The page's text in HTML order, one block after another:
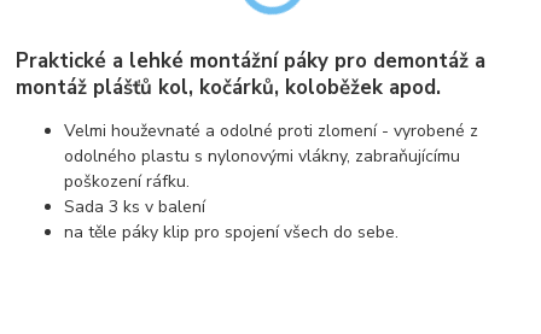
Praktické a lehké montážní páky pro demontáž a
montáž plášťů kol, kočárků, koloběžek apod.
Velmi houževnaté a odolné proti zlomení - vyrobené z
odolného plastu s nylonovými vlákny, zabraňujícímu
poškození ráfku.
Sada 3 ks v balení
na těle páky klip pro spojení všech do sebe.